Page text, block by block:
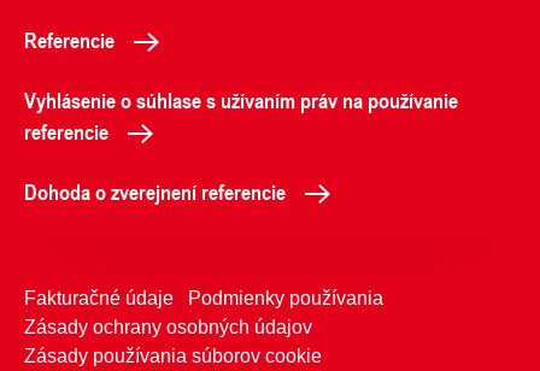
Referencie
Vyhlásenie o súhlase s užívaním práv na používanie
referencie
Dohoda o zverejnení referencie
Fakturačné údaje
Podmienky používania
Zásady ochrany osobných údajov
Zásady používania súborov cookie